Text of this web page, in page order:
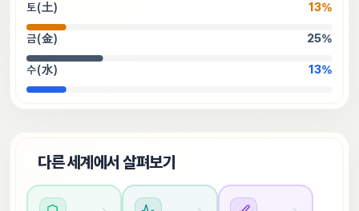
토(土) 13%
금(金) 25%
수(水) 13%
다른 세계에서 살펴보기